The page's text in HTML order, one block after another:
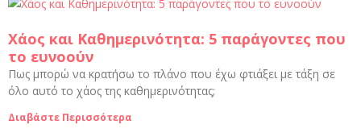
Χάος και Καθημερινότητα: 5 παράγοντες που
το ευνοούν ​
Πως μπορώ να κρατήσω το πλάνο που έχω φτιάξει με τάξη σε
όλο αυτό το χάος της καθημερινότητας;
Διαβάστε Περισσότερα